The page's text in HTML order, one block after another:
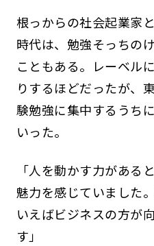
根っからの社会起業家
時代は、勉強そっちの
こともある。レーベル
りするほどだったが、
験勉強に集中するうち
いった。
「人を動かす力がある
魅力を感じていました
いえばビジネスの方が
す」